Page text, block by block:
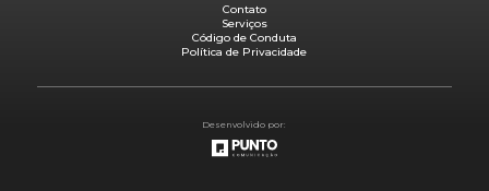
Contato
Serviços
Código de Conduta
Política de Privacidade
Desenvolvido por: